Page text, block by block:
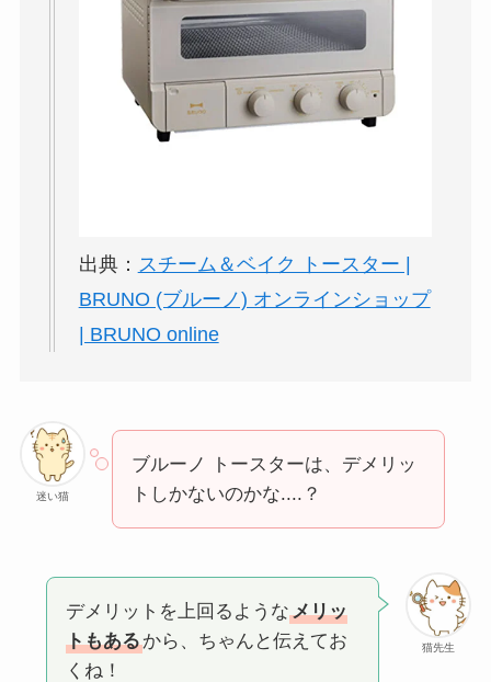
出典： スチーム＆ベイク トースター |
BRUNO (ブルーノ) オンラインショップ
| BRUNO online
迷い猫
ブルーノ トースターは、デメリッ
トしかないのかな....？
猫先生
デメリットを上回るようなメリッ
トもあるから、ちゃんと伝えてお
くね！